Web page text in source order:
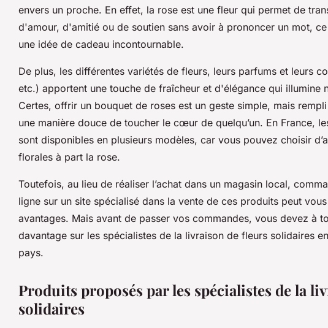
envers un proche. En effet, la rose est une fleur qui permet de
d'amour, d'amitié ou de soutien sans avoir à prononcer un mot,
une idée de cadeau incontournable.
De plus, les différentes variétés de fleurs, leurs parfums et leurs
etc.) apportent une touche de fraîcheur et d'élégance qui illumine
Certes, offrir un bouquet de roses est un geste simple, mais
une manière douce de toucher le cœur de quelqu’un. En France,
sont disponibles en plusieurs modèles, car vous pouvez choisir
florales à part la rose.
Toutefois, au lieu de réaliser l’achat dans un magasin local,
ligne sur un site spécialisé dans la vente de ces produits peut
avantages. Mais avant de passer vos commandes, vous devez à
davantage sur les spécialistes de la livraison de fleurs solidaires
pays.
Produits proposés par les spécialistes de la
solidaires